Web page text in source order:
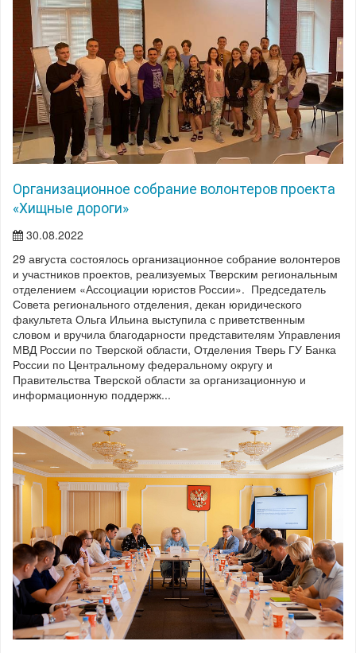
Организационное собрание волонтеров проекта
«Хищные дороги»
30.08.2022
29 августа состоялось организационное собрание волонтеров
и участников проектов, реализуемых Тверским региональным
отделением «Ассоциации юристов России». Председатель
Совета регионального отделения, декан юридического
факультета Ольга Ильина выступила с приветственным
словом и вручила благодарности представителям Управления
МВД России по Тверской области, Отделения Тверь ГУ Банка
России по Центральному федеральному округу и
Правительства Тверской области за организационную и
информационную поддержк...